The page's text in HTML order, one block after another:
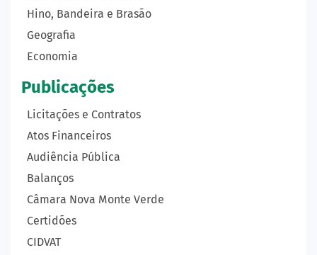
Hino, Bandeira e Brasão
Geografia
Economia
Publicações
Licitações e Contratos
Atos Financeiros
Audiência Pública
Balanços
Câmara Nova Monte Verde
Certidões
CIDVAT